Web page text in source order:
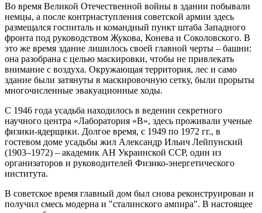
Во время Великой Отечественной войны в здании побывали
немцы, а после контрнаступления советской армии здесь
размещался госпиталь и командный пункт штаба Западного
фронта под руководством Жукова, Конева и Соколовского. В
это же время здание лишилось своей главной черты – башни:
она разобрана с целью маскировки, чтобы не привлекать
внимание с воздуха. Окружающая территория, лес и само
здание были затянуты в маскировочную сетку, были прорыты
многочисленные эвакуационные ходы.
С 1946 года усадьба находилось в ведении секретного
научного центра «Лаборатория «В», здесь проживали ученые
физики-ядерщики. Долгое время, с 1949 по 1972 гг., в
гостевом доме усадьбы жил Александр Ильич Лейпунский
(1903–1972) – академик АН Украинской ССР, один из
организаторов и руководителей Физико-энергетического
института.
В советское время главный дом был снова реконструирован и
получил смесь модерна и "сталинского ампира". В настоящее